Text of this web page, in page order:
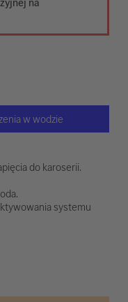
w wodzie
do karoserii.
systemu